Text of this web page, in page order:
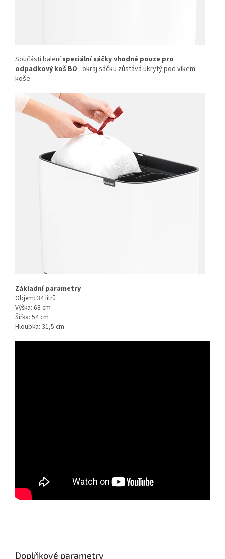
Součástí baleníspeciální sáčky vhodné pouze pro
odpadkový koš BO - okraj sáčku zůstává ukrytý pod víkem
koše
Základní parametry
Objem: 34 litrů
Výška: 68 cm
Šířka: 54 cm
Hloubka: 31,5 cm
Doplňkové parametry